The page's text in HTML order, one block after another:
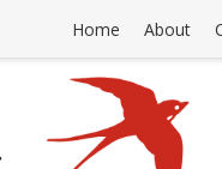
Home About